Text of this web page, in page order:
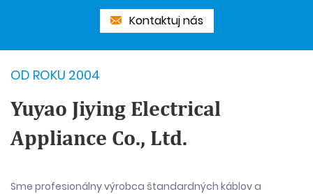
Kontaktuj nás
OD ROKU 2004
Yuyao Jiying Electrical
Appliance Co., Ltd.
Sme profesionálny výrobca štandardných káblov a